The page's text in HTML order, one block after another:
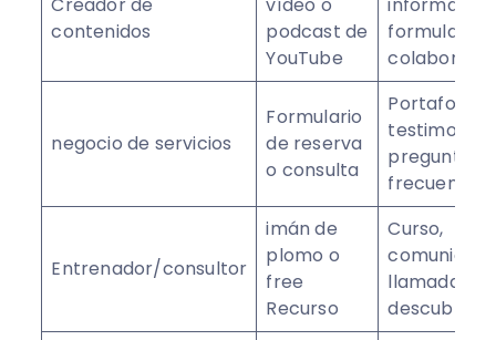
Creador de
contenidos
vídeo o
podcast de
YouTube
informativo,
formulario
negocio de servicios
Formulario
de reserva
o consulta
Portafolio,
testimonios,
preguntas
frecuentes
Entrenador/consultor
imán de
plomo o
free
Recurso
Curso,
comunidad,
llamada de